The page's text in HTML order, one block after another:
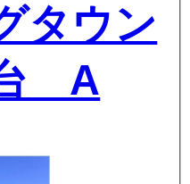
タウン
A